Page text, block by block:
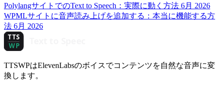
PolylangサイトでのText to Speech：実際に動く方法 6月 2026
WPMLサイトに音声読み上げを追加する：本当に機能する方
法 6月 2026
TTSWPはElevenLabsのボイスでコンテンツを自然な音声に変
換します。